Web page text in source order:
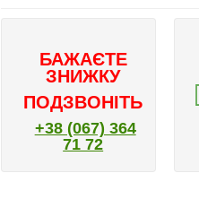
БАЖАЄТЕ
ЗНИЖКУ
ПОДЗВОНІТЬ
+38 (067) 364
71 72